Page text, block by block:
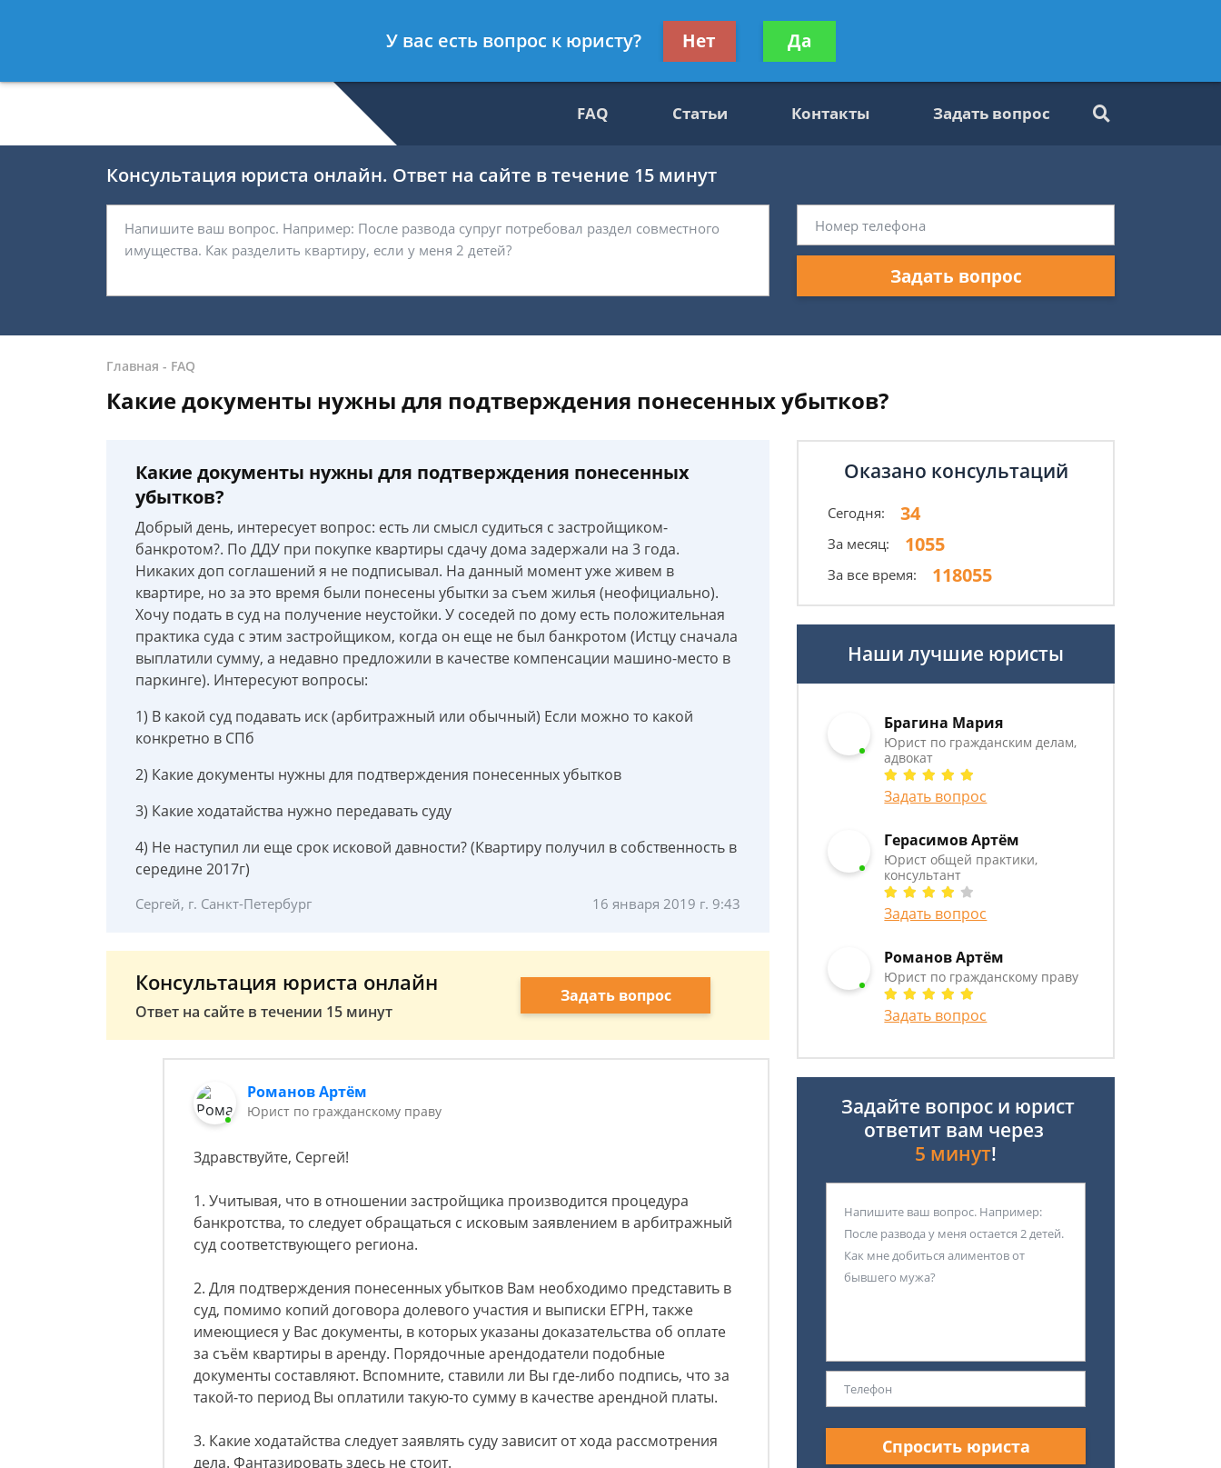
- Юрист по гражданскому праву
Получите консультацию
бесплатно
FAQ Статьи Контакты Задать вопрос
Консультация юриста онлайн. Ответ на сайте в течение 15 минут
Задать вопрос
Главная - FAQ
Какие документы нужны для подтверждения понесенных убытков?
Какие документы нужны для подтверждения понесенных
убытков?
Добрый день, интересует вопрос: есть ли смысл судиться с застройщиком-
банкротом?. По ДДУ при покупке квартиры сдачу дома задержали на 3 года.
Никаких доп соглашений я не подписывал. На данный момент уже живем в
квартире, но за это время были понесены убытки за съем жилья (неофициально).
Хочу подать в суд на получение неустойки. У соседей по дому есть положительная
практика суда с этим застройщиком, когда он еще не был банкротом (Истцу сначала
выплатили сумму, а недавно предложили в качестве компенсации машино-место в
паркинге). Интересуют вопросы:
1) В какой суд подавать иск (арбитражный или обычный) Если можно то какой
конкретно в СПб
2) Какие документы нужны для подтверждения понесенных убытков
3) Какие ходатайства нужно передавать суду
4) Не наступил ли еще срок исковой давности? (Квартиру получил в собственность в
середине 2017г)
Сергей, г. Санкт-Петербург 16 января 2019 г. 9:43
Консультация юриста онлайн
Ответ на сайте в течении 15 минут
Задать вопрос
Романов Артём
Юрист по гражданскому праву
Здравствуйте, Сергей!
1. Учитывая, что в отношении застройщика производится процедура
банкротства, то следует обращаться с исковым заявлением в арбитражный
суд соответствующего региона.
2. Для подтверждения понесенных убытков Вам необходимо представить в
суд, помимо копий договора долевого участия и выписки ЕГРН, также
имеющиеся у Вас документы, в которых указаны доказательства об оплате
за съём квартиры в аренду. Порядочные арендодатели подобные
документы составляют. Вспомните, ставили ли Вы где-либо подпись, что за
такой-то период Вы оплатили такую-то сумму в качестве арендной платы.
3. Какие ходатайства следует заявлять суду зависит от хода рассмотрения
дела. Фантазировать здесь не стоит.
Оказано консультаций
Сегодня: 34
За месяц: 1055
За все время: 118055
Наши лучшие юристы
Брагина Мария
Юрист по гражданским делам,
адвокат
Задать вопрос
Герасимов Артём
Юрист общей практики,
консультант
Задать вопрос
Романов Артём
Юрист по гражданскому праву
Задать вопрос
Задайте вопрос и юрист
ответит вам через
5 минут!
Спросить юриста
У вас есть вопрос к юристу? Нет Да